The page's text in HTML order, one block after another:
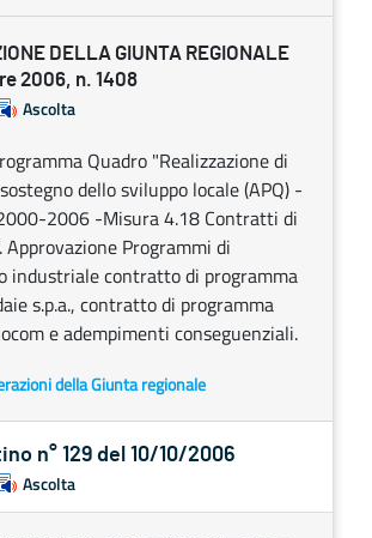
DELLA GIUNTA REGIONALE
2006, n. 1408
Ascolta
Quadro "Realizzazione di
dello sviluppo locale (APQ) -
2006 -Misura 4.18 Contratti di
Approvazione Programmi di
industriale contratto di programma
s.p.a., contratto di programma
e adempimenti conseguenziali.
della Giunta regionale
n° 129 del 10/10/2006
Ascolta